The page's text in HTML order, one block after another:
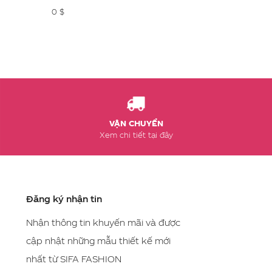
0 $
VẬN CHUYỂN
Xem chi tiết tại đây
Đăng ký nhận tin
Nhận thông tin khuyến mãi và được
cập nhật những mẫu thiết kế mới
nhất từ SIFA FASHION